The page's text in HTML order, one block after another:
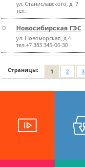
ул. Станиславского, д. 7
тел.
Новосибирская ГЭС
ул. Новоморская, д.4
тел.+7 383 345-06-30
Страницы: 1 2 3